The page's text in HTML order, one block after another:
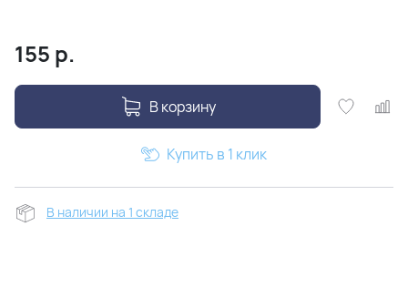
155 р.
В корзину
Купить в 1 клик
В наличии на 1 складе